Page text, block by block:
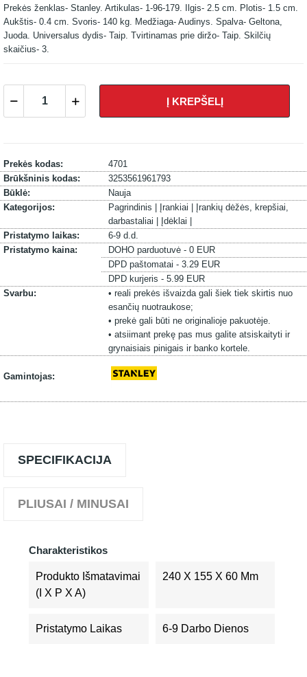
Prekės ženklas- Stanley. Artikulas- 1-96-179. Ilgis- 2.5 cm. Plotis- 1.5 cm.
Aukštis- 0.4 cm. Svoris- 140 kg. Medžiaga- Audinys. Spalva- Geltona,
Juoda. Universalus dydis- Taip. Tvirtinamas prie diržo- Taip. Skilčių
skaičius- 3.
Į KREPŠELĮ
Prekės kodas:
4701
Brūkšninis kodas:
3253561961793
Būklė:
Nauja
Kategorijos:
Pagrindinis | Įrankiai |
Įrankių dėžės, krepšiai,
darbastaliai |
Įdėklai |
Pristatymo laikas:
6-9 d.d.
Pristatymo kaina:
DOHO parduotuvė - 0 EUR
DPD paštomatai - 3.29 EUR
DPD kurjeris - 5.99 EUR
Svarbu:
• reali prekės išvaizda gali šiek tiek skirtis nuo
esančių nuotraukose;
• prekė gali būti ne originalioje pakuotėje.
• atsiimant prekę pas mus galite atsiskaityti ir
grynaisiais pinigais ir banko kortele.
Gamintojas:
SPECIFIKACIJA
PLIUSAI / MINUSAI
Charakteristikos
Produkto Išmatavimai
(I X P X A)
240 X 155 X 60 Mm
Pristatymo Laikas 6-9 Darbo Dienos